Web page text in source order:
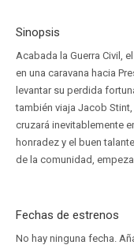
Sinopsis
Acabada la Guerra Civil,
en una caravana hacia
levantar su perdida
también viaja Jacob
cruzará inevitablemente
honradez y el buen
de la comunidad,
Fechas de estrenos
No hay ninguna fecha.